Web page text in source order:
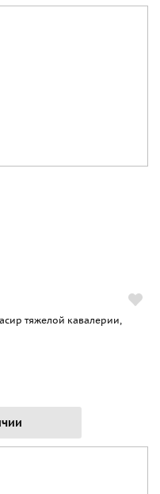
тяжелой кавалерии,